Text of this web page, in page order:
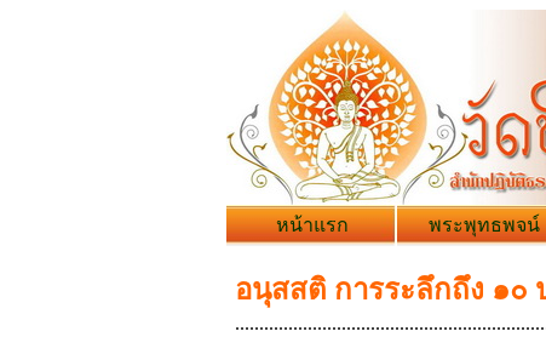
หน้าแรก พระพุทธพจน์
อนุสสติ การระลึกถึง ๑๐